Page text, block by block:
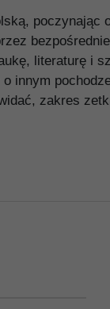
poczynając
literaturę i
innym
zakres